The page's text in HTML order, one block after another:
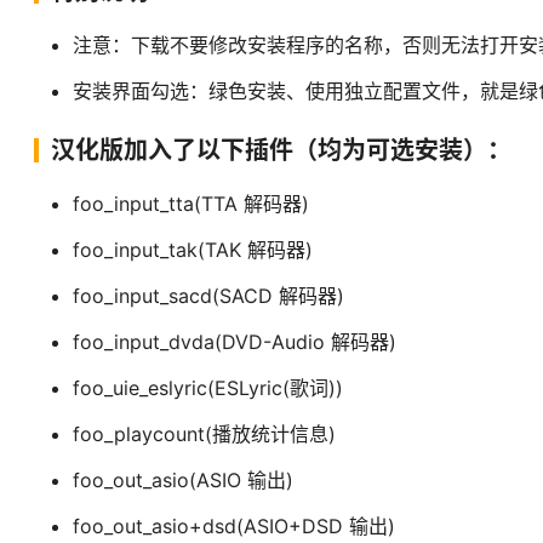
注意：下载不要修改安装程序的名称，否则无法打开安
安装界面勾选：绿色安装、使用独立配置文件，就是绿
汉化版加入了以下插件（均为可选安装）：
foo_input_tta(TTA 解码器)
foo_input_tak(TAK 解码器)
foo_input_sacd(SACD 解码器)
foo_input_dvda(DVD-Audio 解码器)
foo_uie_eslyric(ESLyric(歌词))
foo_playcount(播放统计信息)
foo_out_asio(ASIO 输出)
foo_out_asio+dsd(ASIO+DSD 输出)